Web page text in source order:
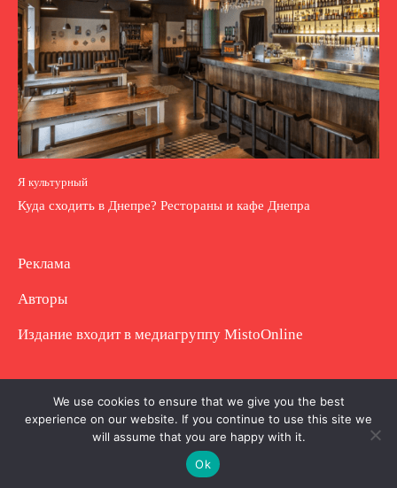
Я культурный
Куда сходить в Днепре? Рестораны и кафе Днепра
Реклама
Авторы
Издание входит в медиагруппу MistoOnline
Copyright © Полное использование материала
запрещено. Частично разрешено с гиперссылкой.
We use cookies to ensure that we give you the best
experience on our website. If you continue to use this site we
will assume that you are happy with it.
Ok